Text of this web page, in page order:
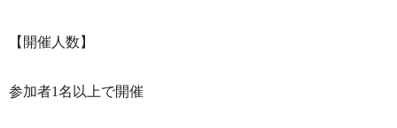
【開催人数】
参加者1名以上で開催